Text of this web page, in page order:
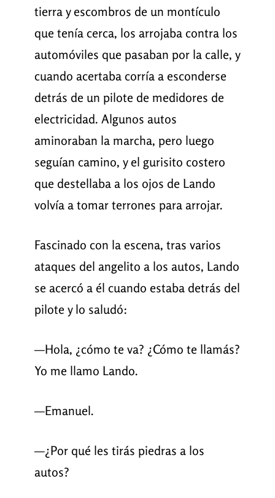
tierra y escombros de un montículo
que tenía cerca, los arrojaba contra los
automóviles que pasaban por la calle, y
cuando acertaba corría a esconderse
detrás de un pilote de medidores de
electricidad. Algunos autos
aminoraban la marcha, pero luego
seguían camino, y el gurisito costero
que destellaba a los ojos de Lando
volvía a tomar terrones para arrojar.
Fascinado con la escena, tras varios
ataques del angelito a los autos, Lando
se acercó a él cuando estaba detrás del
pilote y lo saludó:
—Hola, ¿cómo te va? ¿Cómo te llamás?
Yo me llamo Lando.
—Emanuel.
—¿Por qué les tirás piedras a los
autos?